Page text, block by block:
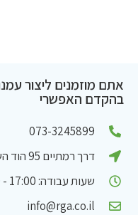
אתם מוזמנים ליצור
בהקדם האפשרי
073-3245899
דרך רמתיים 95 הוד השרון
שעות עבודה: 17:00 - 08:00
info@rga.co.il